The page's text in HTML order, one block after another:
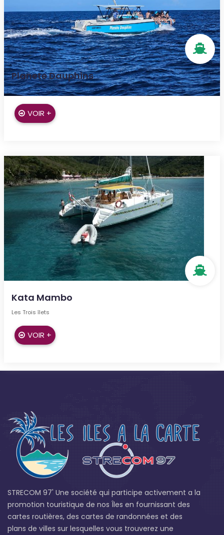
Planete Dauphins
Trois ilets
VOIR +
Kata Mambo
Les Trois îlets
VOIR +
STRECOM 97' Une société qui participe activement a la
promotion touristique de nos Îles en fournissant des
cartes routières, des cartes de randonnées et des
plans de villes sur lesquelles vous trouverez une